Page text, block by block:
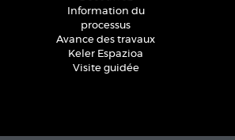
Information du
processus
Avance des travaux
Keler Espazioa
Visite guidée